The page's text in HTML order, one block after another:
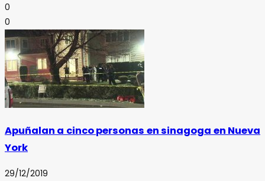
0
0
Apuñalan a cinco personas en sinagoga en Nueva
York
29/12/2019